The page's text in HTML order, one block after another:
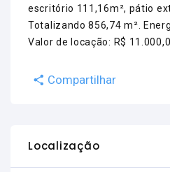
escritório 111,16m², pátio
Totalizando 856,74 m².
Valor de locação: R$
Compartilhar
Localização